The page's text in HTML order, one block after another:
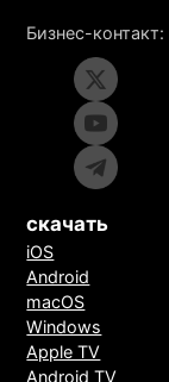
Бизнес-контакт:
скачать
iOS
Android
macOS
Windows
Apple TV
Android TV